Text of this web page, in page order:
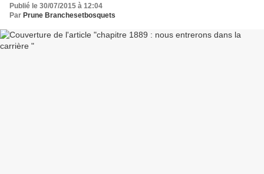
Publié le 30/07/2015 à 12:04
Par Prune Branchesetbosquets